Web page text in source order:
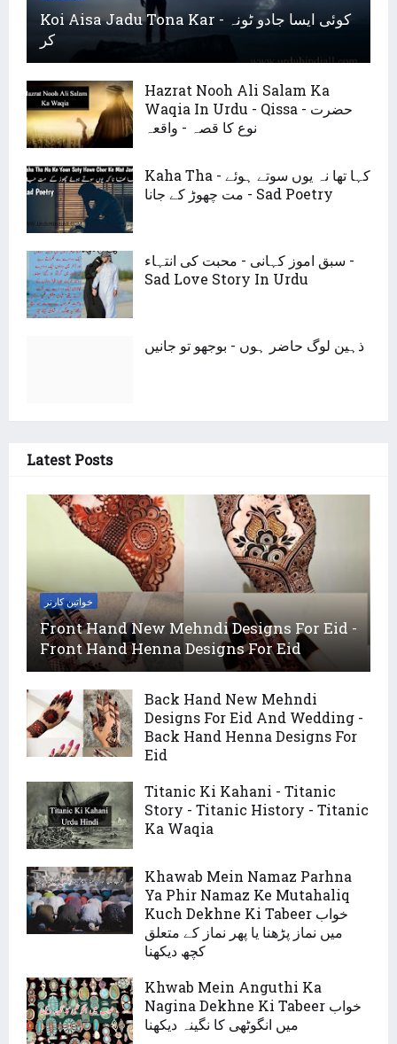
Koi Aisa Jadu Tona Kar - کوئی ایسا جادو ٹونہ
کر
Hazrat Nooh Ali Salam Ka
Waqia In Urdu - Qissa - حضرت
نوع کا قصہ - واقعہ
Kaha Tha - کہا تھا نہ یوں سوتے ہوئے
مت چھوڑ کے جانا - Sad Poetry
سبق اموز کہانی - محبت کی انتہاء -
Sad Love Story In Urdu
ذہین لوگ حاضر ہوں - بوجھو تو جانیں
Latest Posts
خواتین کارنر
Front Hand New Mehndi Designs For Eid -
Front Hand Henna Designs For Eid
Back Hand New Mehndi
Designs For Eid And Wedding -
Back Hand Henna Designs For
Eid
Titanic Ki Kahani - Titanic
Story - Titanic History - Titanic
Ka Waqia
Khawab Mein Namaz Parhna
Ya Phir Namaz Ke Mutahaliq
Kuch Dekhne Ki Tabeer خواب
میں نماز پڑھنا یا پھر نماز کے متعلق
کچھ دیکھنا
Khwab Mein Anguthi Ka
Nagina Dekhne Ki Tabeer خواب
میں انگوٹھی کا نگینہ دیکھنا